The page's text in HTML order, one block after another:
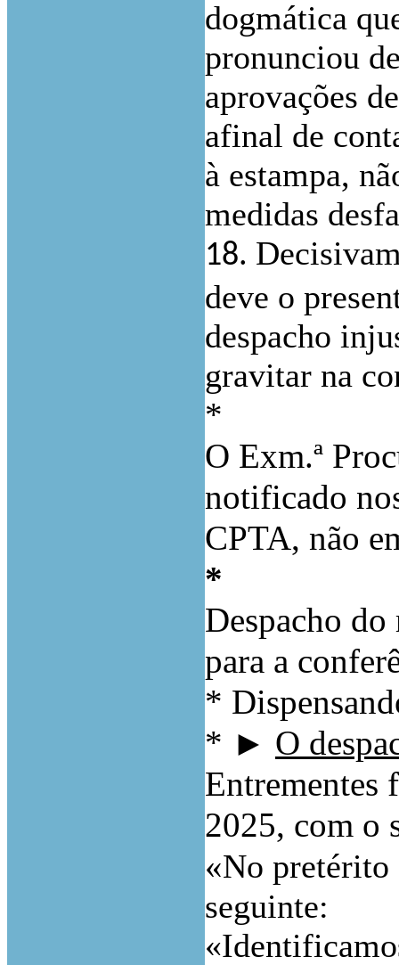
dogmática
pronunciou
aprovações
afinal de
à estampa,
medidas
18.
deve o
despacho
gravitar na
*
O Exm.ª
notificado
CPTA, não
*
Despacho
para a
*
* ► O
Entrementes
2025, com o
«No pretérito
seguinte: